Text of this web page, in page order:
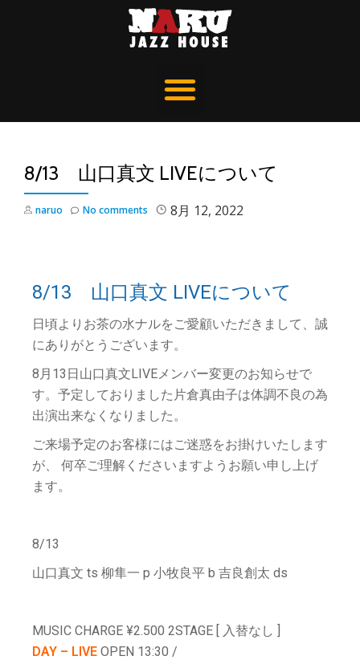
8/13 山口真文 LIVEについて
naruo 8月 12, 2022
No comments
8/13 山口真文 LIVEについて
日頃よりお茶の水ナルをご愛顧いただきまして、誠
にありがとうございます。
8月13日山口真文LIVEメンバー変更のお知らせで
す。予定しておりました片倉真由子は体調不良の為
出演出来なくなりました。
ご来場予定のお客様にはご迷惑をお掛けいたします
が、
何卒ご理解くださいますようお願い申し上げ
ます。
8/13
山口真文 ts 柳隼一 p 小牧良平 b 吉良創太 ds
MUSIC CHARGE ¥2.500 2STAGE [ 入替なし ]
DAY – LIVE OPEN 13:30 /